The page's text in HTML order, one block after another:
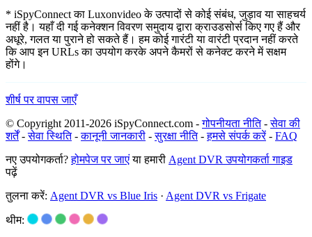
* iSpyConnect का Luxonvideo के उत्पादों से कोई संबंध, जुड़ाव या साहचर्य
नहीं है। यहाँ दी गई कनेक्शन विवरण समुदाय द्वारा क्राउडसोर्स किए गए हैं और
अधूरे, गलत या पुराने हो सकते हैं। हम कोई गारंटी या वारंटी प्रदान नहीं करते
कि आप इन URLs का उपयोग करके अपने कैमरों से कनेक्ट करने में सक्षम
होंगे।
शीर्ष पर वापस जाएँ
© Copyright 2011-2026 iSpyConnect.com -गोपनीयता नीति-सेवा की
शर्तें-सेवा स्थिति-कानूनी जानकारी -सुरक्षा नीति-हमसे संपर्क करें- FAQ
नए उपयोगकर्ता?होमपेज पर जाएंया हमारी Agent DVR उपयोगकर्ता गाइड
पढ़ें
तुलना करें: Agent DVR vs Blue Iris · Agent DVR vs Frigate
थीम: